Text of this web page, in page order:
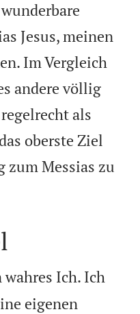
Jesus, meinen
Im Vergleich
andere völlig
als
oberste Ziel
zum Messias zu
Ich. Ich
eigenen